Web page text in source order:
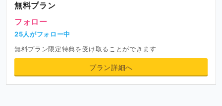
無料プラン
フォロー
25人がフォロー中
無料プラン限定特典を受け取ることができます
プラン詳細へ